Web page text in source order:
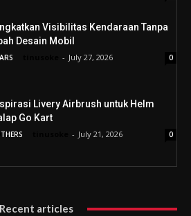
Visibilitas Kendaraan Tanpa
Desain Mobil
- July 27, 2026 0
Livery Airbrush untuk Helm
Go Kart
- July 21, 2026 0
Recent articles